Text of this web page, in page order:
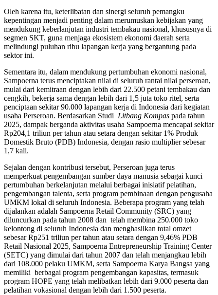
Oleh karena itu, keterlibatan dan sinergi seluruh pemangku
kepentingan menjadi penting dalam merumuskan kebijakan yang
mendukung keberlanjutan industri tembakau nasional, khususnya di
segmen SKT, guna menjaga ekosistem ekonomi daerah serta
melindungi puluhan ribu lapangan kerja yang bergantung pada
sektor ini.
Sementara itu, dalam mendukung pertumbuhan ekonomi nasional,
Sampoerna terus menciptakan nilai di seluruh rantai nilai perseroan,
mulai dari kemitraan dengan lebih dari 22.500 petani tembakau dan
cengkih, bekerja sama dengan lebih dari 1,5 juta toko ritel, serta
penciptaan sekitar 90.000 lapangan kerja di Indonesia dari kegiatan
usaha Perseroan. Berdasarkan Studi Litbang Kompas pada tahun
2025, dampak berganda aktivitas usaha Sampoerna mencapai sekitar
Rp204,1 triliun per tahun atau setara dengan sekitar 1% Produk
Domestik Bruto (PDB) Indonesia, dengan rasio multiplier sebesar
1,7 kali.
Sejalan dengan kontribusi tersebut, Perseroan juga terus
memperkuat pengembangan sumber daya manusia sebagai kunci
pertumbuhan berkelanjutan melalui berbagai inisiatif pelatihan,
pengembangan talenta, serta program pembinaan dengan pengusaha
UMKM lokal di seluruh Indonesia. Beberapa program yang telah
dijalankan adalah Sampoerna Retail Community (SRC) yang
diluncurkan pada tahun 2008 dan telah membina 250.000 toko
kelontong di seluruh Indonesia dan menghasilkan total omzet
sebesar Rp251 triliun per tahun atau setara dengan 9,46% PDB
Retail Nasional 2025, Sampoerna Entrepreneurship Training Center
(SETC) yang dimulai dari tahun 2007 dan telah menjangkau lebih
dari 108.000 pelaku UMKM, serta Sampoerna Karya Bangsa yang
memiliki berbagai program pengembangan kapasitas, termasuk
program HOPE yang telah melibatkan lebih dari 9.000 peserta dan
pelatihan vokasional dengan lebih dari 1.500 peserta.